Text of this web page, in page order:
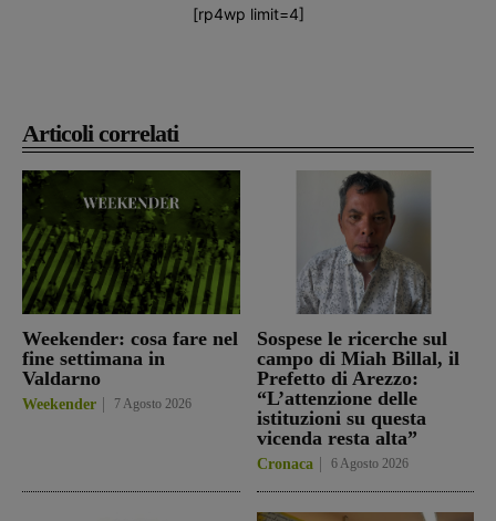
Articoli correlati
Weekender: cosa fare nel
fine settimana in
Valdarno
Weekender 7 Agosto 2026
Sospese le ricerche sul
campo di Miah Billal, il
Prefetto di Arezzo:
“L’attenzione delle
istituzioni su questa
vicenda resta alta”
Cronaca 6 Agosto 2026
[rp4wp limit=4]